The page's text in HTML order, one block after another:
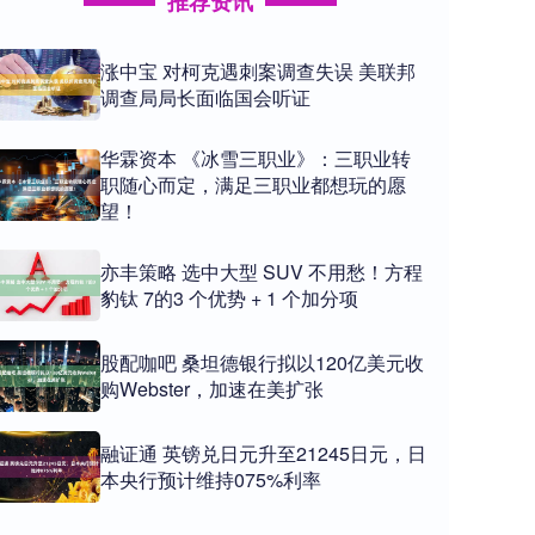
涨中宝 对柯克遇刺案调查失误 美联邦
调查局局长面临国会听证
华霖资本 《冰雪三职业》：三职业转
职随心而定，满足三职业都想玩的愿
望！
亦丰策略 选中大型 SUV 不用愁！方程
豹钛 7的3 个优势 + 1 个加分项
股配咖吧 桑坦德银行拟以120亿美元收
购Webster，加速在美扩张
融证通 英镑兑日元升至21245日元，日
本央行预计维持075%利率